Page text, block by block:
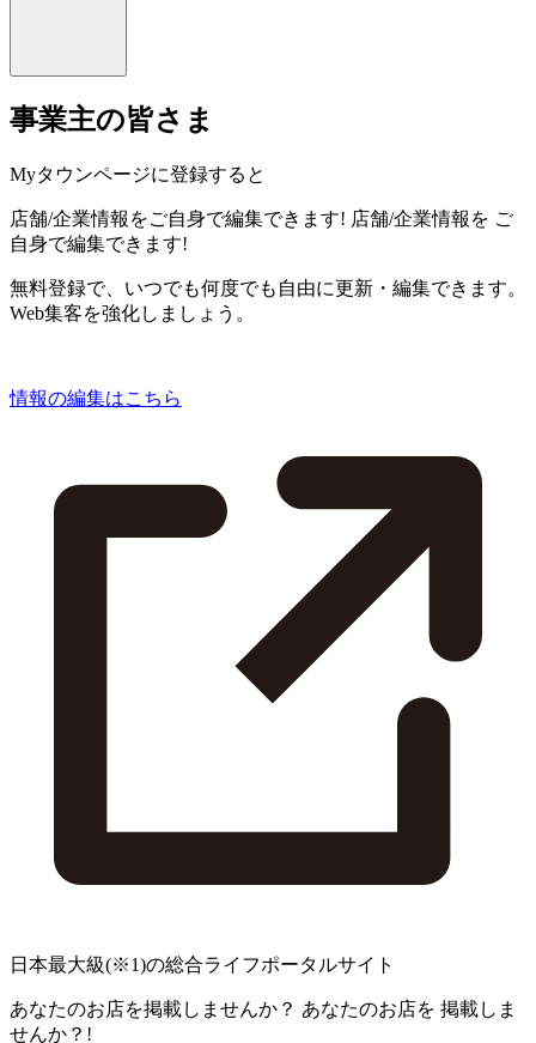
事業主の皆さま
Myタウンページに登録すると
店舗/企業情報をご自身で編集できます! 店舗/企業情報を ご
自身で編集できます!
無料登録で、いつでも何度でも自由に更新・編集できます。
Web集客を強化しましょう。
情報の編集はこちら
日本最大級(※1)の総合ライフポータルサイト
あなたのお店を掲載しませんか？ あなたのお店を 掲載しま
せんか？!